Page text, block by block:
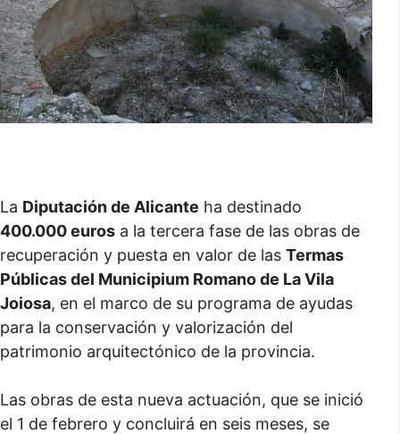
La Diputación de Alicante ha destinado
400.000 euros a la tercera fase de las obras de
recuperación y puesta en valor de las Termas
Públicas del Municipium Romano de La Vila
Joiosa, en el marco de su programa de ayudas
para la conservación y valorización del
patrimonio arquitectónico de la provincia.
Las obras de esta nueva actuación, que se inició
el 1 de febrero y concluirá en seis meses, se